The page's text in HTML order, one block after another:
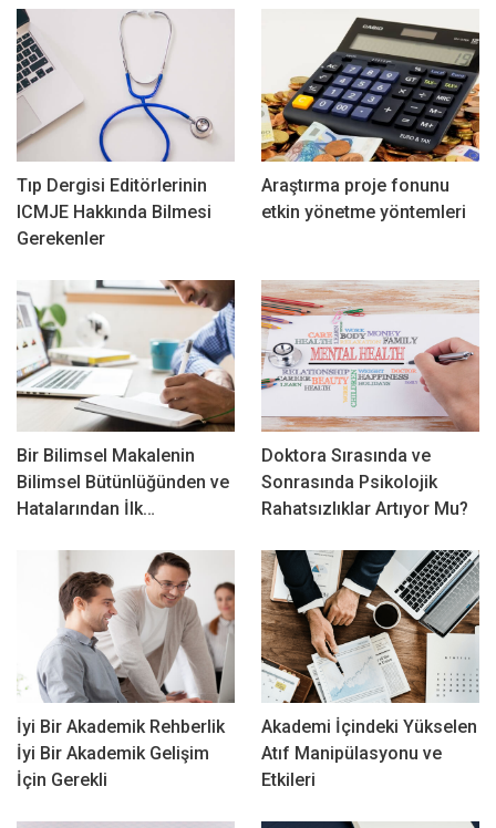
Tıp Dergisi Editörlerinin
ICMJE Hakkında Bilmesi
Gerekenler
Araştırma proje fonunu
etkin yönetme yöntemleri
Bir Bilimsel Makalenin
Bilimsel Bütünlüğünden ve
Hatalarından İlk…
Doktora Sırasında ve
Sonrasında Psikolojik
Rahatsızlıklar Artıyor Mu?
İyi Bir Akademik Rehberlik
İyi Bir Akademik Gelişim
İçin Gerekli
Akademi İçindeki Yükselen
Atıf Manipülasyonu ve
Etkileri